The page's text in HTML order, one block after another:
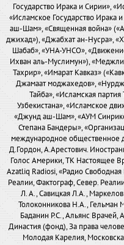
Государство Ирака и Сирии»,
«Исламское Государство
аш-Шам», «Священная война»
джихад»), «Джабхат ан-Нусра»,
Шабаб», «УНА-УНСО»,
Ихван аль-Муслимун»),
Тахрир», «Имарат Кавказ»
Джамаат моджахедов»,
Тайба», «Исламская
Узбекистана», «Исламское
«Джунд аш-Шам», «АУМ
Степана Бандеры»,
международное общественное
Д.Гордон, А.Арестович.
Голос Америки, ТК Настоящее
Azatliq Radiosi, «Радио
Реалии, Фактограф, Север.
Л. А., Савицкая Л.А.,
Толоконникова Н.А.,
Баданин Р.С., Альянс Врачей,
Династия (фонд), За права
Молодая Карелия,